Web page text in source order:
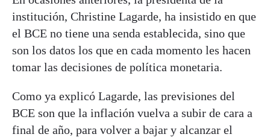
institución, Christine Lagarde, ha insistido en que
el BCE no tiene una senda establecida, sino que
son los datos los que en cada momento les hacen
tomar las decisiones de política monetaria.
Como ya explicó Lagarde, las previsiones del
BCE son que la inflación vuelva a subir de cara a
final de año, para volver a bajar y alcanzar el